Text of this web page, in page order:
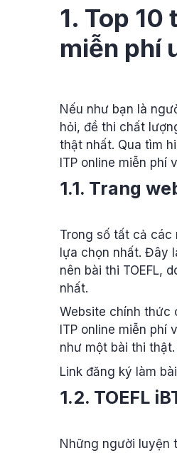
1. Top
miễn phí
Nếu như bạn là
hỏi, đề thi chất
thật nhất. Qua tìm
ITP online miễn phí
1.1. Trang
Trong số tất cả các
lựa chọn nhất. Đây
nên bài thi TOEFL,
nhất.
Website chính thức
ITP online miễn
như một bài thi
Link đăng ký làm
1.2. TOEFL
Những người luyện